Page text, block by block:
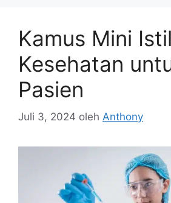
Kamus Mini
Kesehatan
Pasien
Juli 3, 2024 oleh Anthony